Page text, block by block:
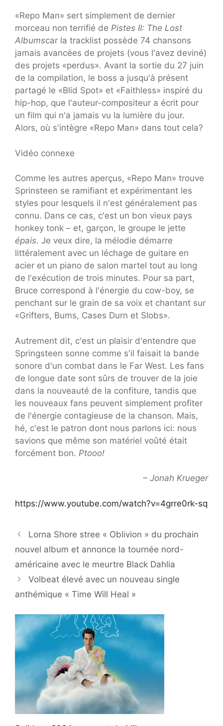
«Repo Man» sert simplement de dernier
morceau non terrifié de Pistes II: The Lost
Albumscar la tracklist possède 74 chansons
jamais avancées de projets (vous l'avez deviné)
des projets «perdus». Avant la sortie du 27 juin
de la compilation, le boss a jusqu'à présent
partagé le «Blid Spot» et «Faithless» inspiré du
hip-hop, que l'auteur-compositeur a écrit pour
un film qui n'a jamais vu la lumière du jour.
Alors, où s'intègre «Repo Man» dans tout cela?
Vidéo connexe
Comme les autres aperçus, «Repo Man» trouve
Sprinsteen se ramifiant et expérimentant les
styles pour lesquels il n'est généralement pas
connu. Dans ce cas, c'est un bon vieux pays
honkey tonk – et, garçon, le groupe le jette
épais. Je veux dire, la mélodie démarre
littéralement avec un léchage de guitare en
acier et un piano de salon martel tout au long
de l'exécution de trois minutes. Pour sa part,
Bruce correspond à l'énergie du cow-boy, se
penchant sur le grain de sa voix et chantant sur
«Grifters, Bums, Cases Durn et Slobs».
Autrement dit, c'est un plaisir d'entendre que
Springsteen sonne comme s'il faisait la bande
sonore d'un combat dans le Far West. Les fans
de longue date sont sûrs de trouver de la joie
dans la nouveauté de la confiture, tandis que
les nouveaux fans peuvent simplement profiter
de l'énergie contagieuse de la chanson. Mais,
hé, c'est le patron dont nous parlons ici: nous
savions que même son matériel voûté était
forcément bon. Ptooo!
– Jonah Krueger
https://www.youtube.com/watch?v=4grre0rk-sq
Lorna Shore stree « Oblivion » du prochain
nouvel album et annonce la tournée nord-
américaine avec le meurtre Black Dahlia
Volbeat élevé avec un nouveau single
anthémique « Time Will Heal »